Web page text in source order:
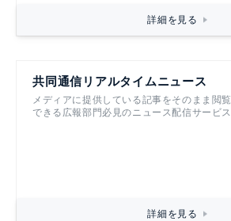
詳細を見る
共同通信リアルタイムニュース
メディアに提供している記事をそのまま閲覧
できる広報部門必見のニュース配信サービス
詳細を見る